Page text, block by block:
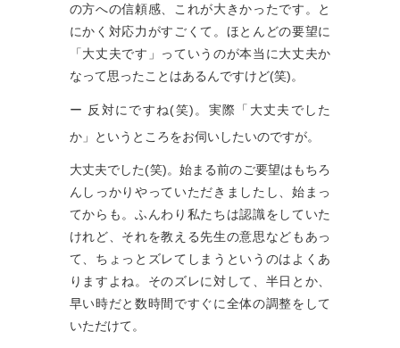
の方への信頼感、これが大きかったです。と
にかく対応力がすごくて。ほとんどの要望に
「大丈夫です」っていうのが本当に大丈夫か
なって思ったことはあるんですけど(笑)。
ー 反対にですね(笑)。実際「大丈夫でした
か」というところをお伺いしたいのですが。
大丈夫でした(笑)。始まる前のご要望はもちろ
んしっかりやっていただきましたし、始まっ
てからも。ふんわり私たちは認識をしていた
けれど、それを教える先生の意思などもあっ
て、ちょっとズレてしまうというのはよくあ
りますよね。そのズレに対して、半日とか、
早い時だと数時間ですぐに全体の調整をして
いただけて。